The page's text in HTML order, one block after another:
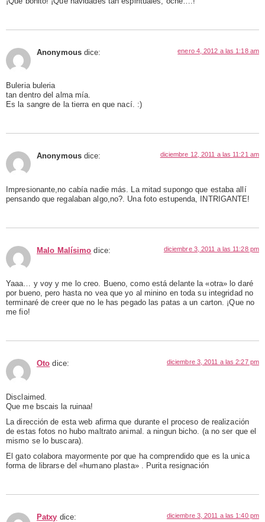
Anonymous dice: enero 4, 2012 a las 1:18 am
Buleria buleria
tan dentro del alma mía.
Es la sangre de la tierra en que nací. :)
Anonymous dice: diciembre 12, 2011 a las 11:21 am
Impresionante,no cabía nadie más. La mitad supongo que estaba allí
pensando que regalaban algo,no?. Una foto estupenda, INTRIGANTE!
Malo Malísimo dice: diciembre 3, 2011 a las 11:28 pm
Yaaa… y voy y me lo creo. Bueno, como está delante la «otra» lo daré
por bueno, pero hasta no vea que yo al minino en toda su integridad no
terminaré de creer que no le has pegado las patas a un carton. ¡Que no
me fio!
Oto dice: diciembre 3, 2011 a las 2:27 pm
Disclaimed.
Que me bscais la ruinaa!
La dirección de esta web afirma que durante el proceso de realización
de estas fotos no hubo maltrato animal. a ningun bicho. (a no ser que el
mismo se lo buscara).
El gato colabora mayormente por que ha comprendido que es la unica
forma de librarse del «humano plasta» . Purita resignación
Patxy dice: diciembre 3, 2011 a las 1:40 pm